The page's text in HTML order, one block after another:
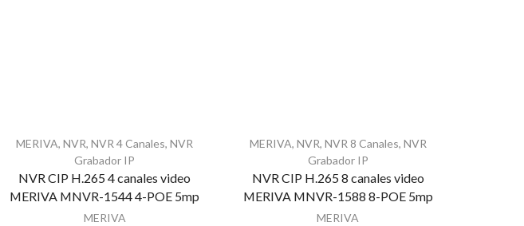
MERIVA,NVR,NVR 4 Canales,NVR
Grabador IP
NVR CIP H.265 4 canales video
MERIVA MNVR-1544 4-POE 5mp
MERIVA
MERIVA, NVR, NVR 8 Canales, NVR
Grabador IP
NVR CIP H.265 8 canales video
MERIVA MNVR-1588 8-POE 5mp
MERIVA